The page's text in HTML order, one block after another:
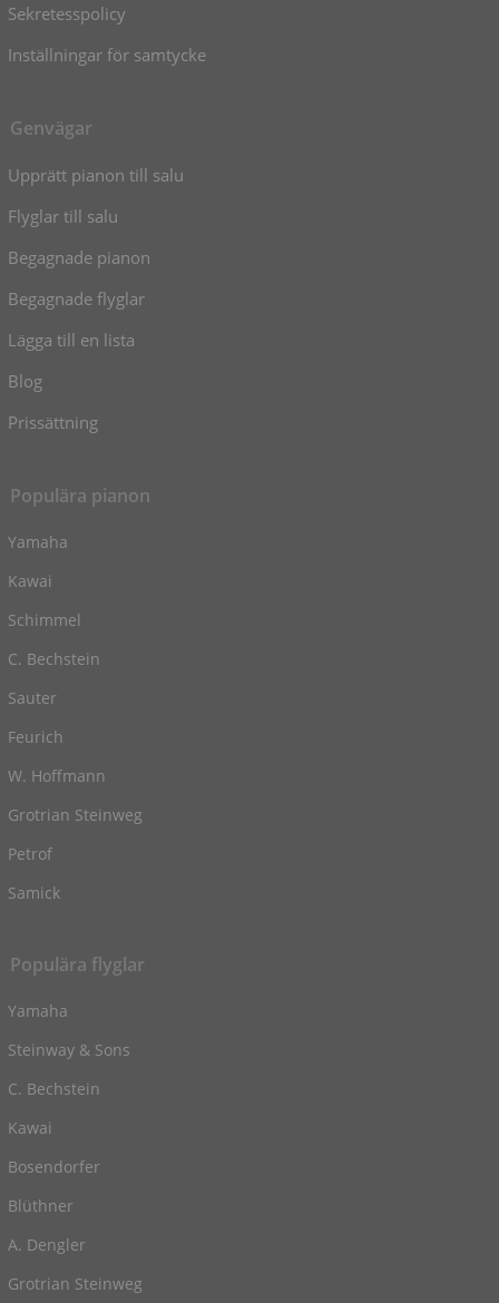
Sekretesspolicy
Inställningar för samtycke
Genvägar
Upprätt pianon till salu
Flyglar till salu
Begagnade pianon
Begagnade flyglar
Lägga till en lista
Blog
Prissättning
Populära pianon
Yamaha
Kawai
Schimmel
C. Bechstein
Sauter
Feurich
W. Hoffmann
Grotrian Steinweg
Petrof
Samick
Populära flyglar
Yamaha
Steinway & Sons
C. Bechstein
Kawai
Bosendorfer
Blüthner
A. Dengler
Grotrian Steinweg